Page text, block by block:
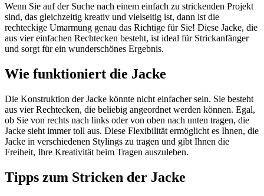
Wenn Sie auf der Suche nach einem einfach zu strickenden Projekt
sind, das gleichzeitig kreativ und vielseitig ist, dann ist die
rechteckige Umarmung genau das Richtige für Sie! Diese Jacke, die
aus vier einfachen Rechtecken besteht, ist ideal für Strickanfänger
und sorgt für ein wunderschönes Ergebnis.
Wie funktioniert die Jacke
Die Konstruktion der Jacke könnte nicht einfacher sein. Sie besteht
aus vier Rechtecken, die beliebig angeordnet werden können. Egal,
ob Sie von rechts nach links oder von oben nach unten tragen, die
Jacke sieht immer toll aus. Diese Flexibilität ermöglicht es Ihnen, die
Jacke in verschiedenen Stylings zu tragen und gibt Ihnen die
Freiheit, Ihre Kreativität beim Tragen auszuleben.
Tipps zum Stricken der Jacke